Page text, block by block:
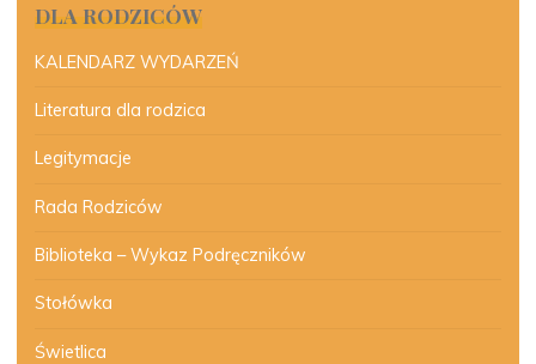
DLA RODZICÓW
KALENDARZ WYDARZEŃ
Literatura dla rodzica
Legitymacje
Rada Rodziców
Biblioteka – Wykaz Podręczników
Stołówka
Świetlica